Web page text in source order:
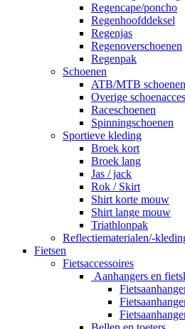
Regencape/poncho
Regenhoofddeksel
Regenjas
Regenoverschoenen
Regenpak
Schoenen
ATB/MTB schoenen
Overige
Raceschoenen
Spinningschoenen
Sportieve kleding
Broek kort
Broek lang
Jas / jack
Rok / Skirt
Shirt korte mouw
Shirt lange mouw
Triathlonpak
Reflectiematerialen/-
Fietsen
Fietsaccessoires
Aanhangers en